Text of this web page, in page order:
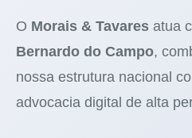
O Morais & Tavares atua
Bernardo do Campo,
nossa estrutura nacional
advocacia digital de alta